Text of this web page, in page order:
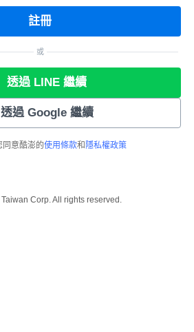
註冊
或
透過 LINE 繼續
透過 Google 繼續
同意酷澎的使用條款和 隱私權政策
Corp. All rights reserved.